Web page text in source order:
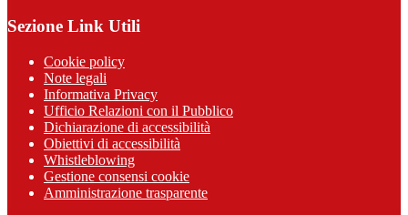
Sezione Link Utili
Cookie policy
Note legali
Informativa Privacy
Ufficio Relazioni con il Pubblico
Dichiarazione di accessibilità
Obiettivi di accessibilità
Whistleblowing
Gestione consensi cookie
Amministrazione trasparente